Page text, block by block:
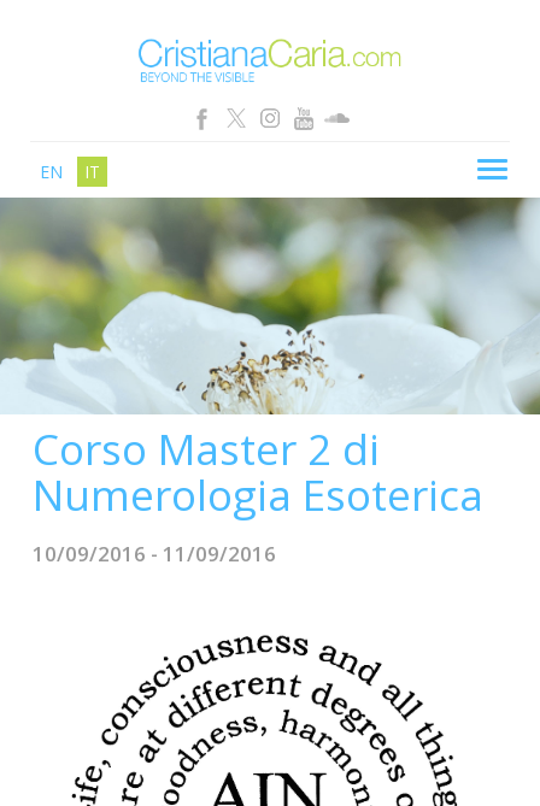
EN IT
CRISTIANA CARIA
BLOG
PERCORSI
SCHOOL
SHOP
SEMINARI
NEWS
CONTATTI
Corso Master 2 di
Numerologia Esoterica
10/09/2016 - 11/09/2016